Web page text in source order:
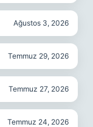
Ağustos 3, 2026
Temmuz 29, 2026
Temmuz 27, 2026
Temmuz 24, 2026